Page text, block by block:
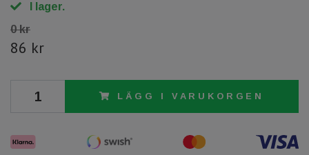
I lager.
0 kr
86 kr
LÄGG I VARUKORGEN